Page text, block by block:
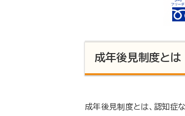
成年後見制度とは
成年後見制度とは、認知症